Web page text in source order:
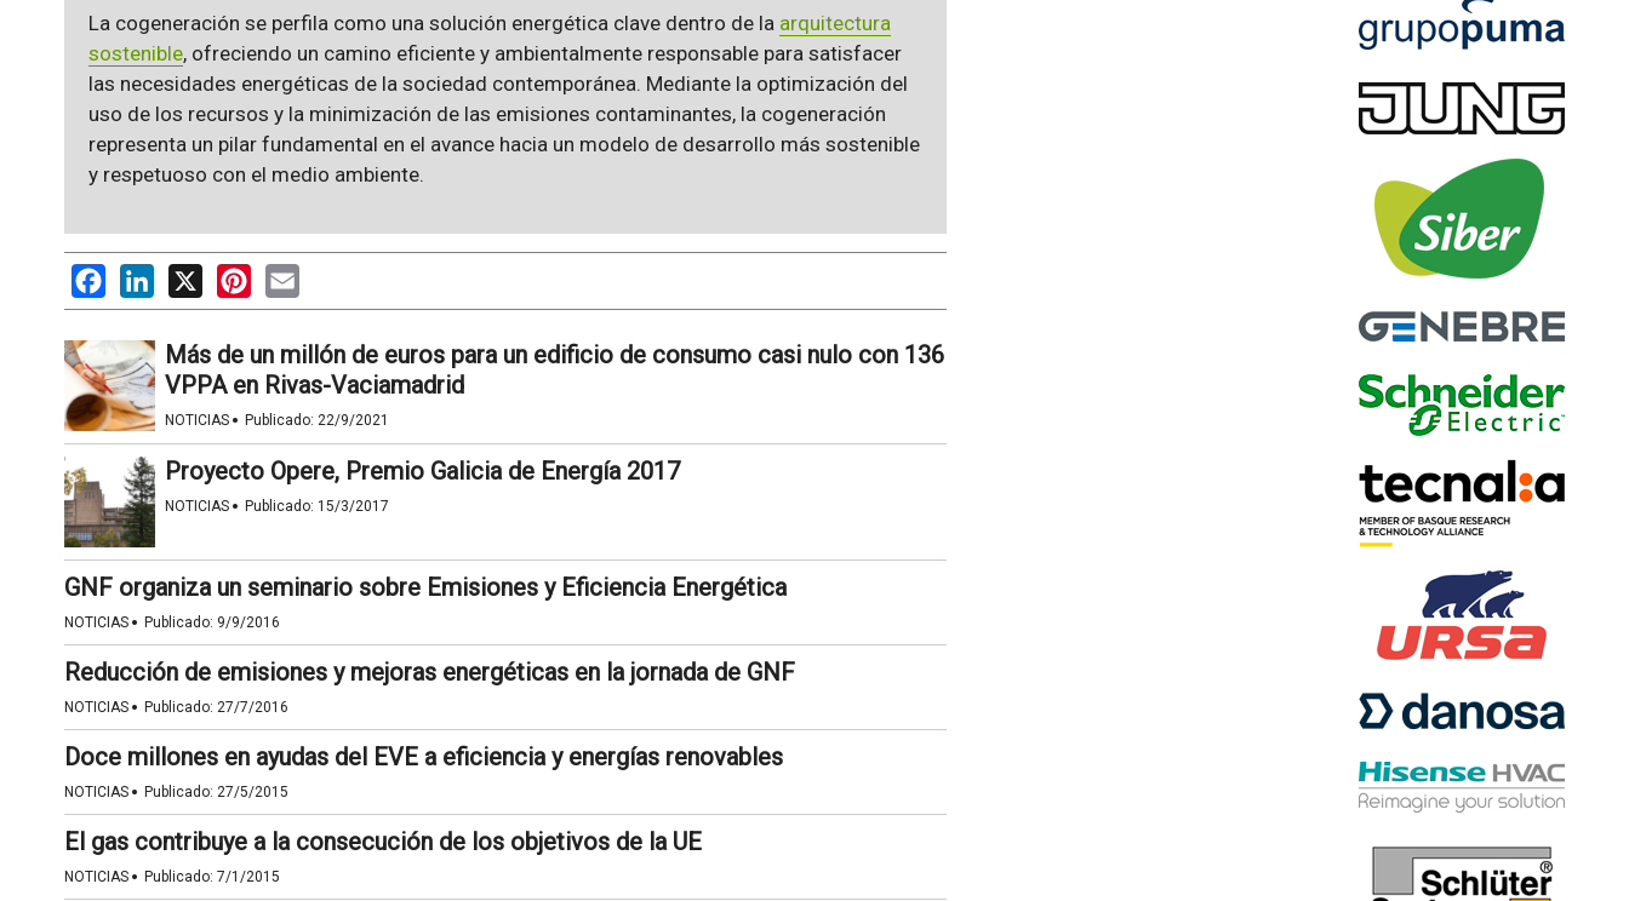
La cogeneración se perfila como una solución energética clave dentro de la arquitectura
sostenible, ofreciendo un camino eficiente y ambientalmente responsable para satisfacer
las necesidades energéticas de la sociedad contemporánea. Mediante la optimización del
uso de los recursos y la minimización de las emisiones contaminantes, la cogeneración
representa un pilar fundamental en el avance hacia un modelo de desarrollo más sostenible
y respetuoso con el medio ambiente.
FacebookLinkedIn
X PinterestEmail
Más de un millón de euros para un edificio de consumo casi nulo con 136
VPPA en Rivas-Vaciamadrid
NOTICIAS · Publicado: 22/9/2021
Proyecto Opere, Premio Galicia de Energía 2017
NOTICIAS · Publicado: 15/3/2017
GNF organiza un seminario sobre Emisiones y Eficiencia Energética
NOTICIAS · Publicado: 9/9/2016
Reducción de emisiones y mejoras energéticas en la jornada de GNF
NOTICIAS · Publicado: 27/7/2016
Doce millones en ayudas del EVE a eficiencia y energías renovables
NOTICIAS · Publicado: 27/5/2015
El gas contribuye a la consecución de los objetivos de la UE
NOTICIAS · Publicado: 7/1/2015